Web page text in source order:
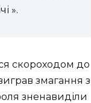
».
скороходом до
змагання з
зненавиділи